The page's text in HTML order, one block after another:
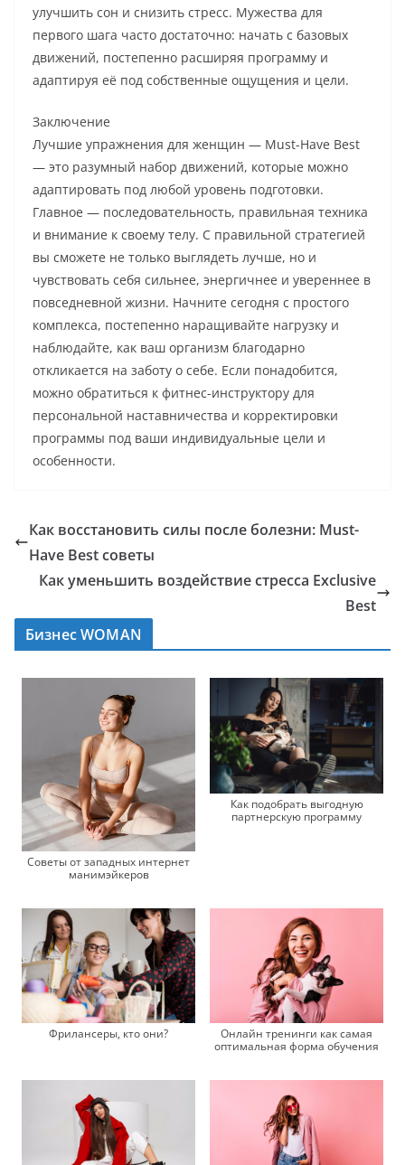
улучшить сон и снизить стресс. Мужества для
первого шага часто достаточно: начать с базовых
движений, постепенно расширяя программу и
адаптируя её под собственные ощущения и цели.
Заключение
Лучшие упражнения для женщин — Must-Have Best
— это разумный набор движений, которые можно
адаптировать под любой уровень подготовки.
Главное — последовательность, правильная техника
и внимание к своему телу. С правильной стратегией
вы сможете не только выглядеть лучше, но и
чувствовать себя сильнее, энергичнее и увереннее в
повседневной жизни. Начните сегодня с простого
комплекса, постепенно наращивайте нагрузку и
наблюдайте, как ваш организм благодарно
откликается на заботу о себе. Если понадобится,
можно обратиться к фитнес-инструктору для
персональной наставничества и корректировки
программы под ваши индивидуальные цели и
особенности.
Как восстановить силы после болезни: Must-
Have Best советы
Как уменьшить воздействие стресса Exclusive
Best
Бизнес WOMAN
Советы от западных интернет
манимэйкеров
Как подобрать выгодную
партнерскую программу
Фрилансеры, кто они?
Онлайн тренинги как самая
оптимальная форма обучения